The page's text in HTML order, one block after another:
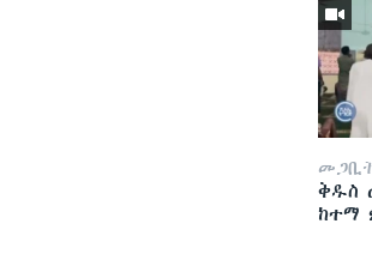
መጋቢት
ቅዱስ
ከተማ